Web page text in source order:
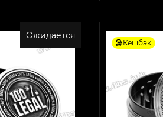
Ожидается
Кешбэк